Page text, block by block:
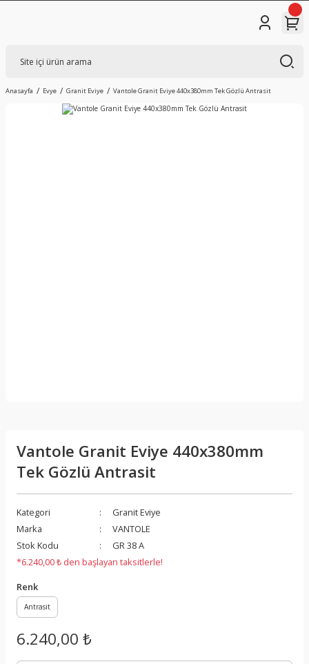
Anasayfa Evye Granit Eviye Vantole Granit Eviye 440x380mm Tek Gözlü Antrasit
Vantole Granit Eviye 440x380mm
Tek Gözlü Antrasit
Kategori
Granit Eviye
Marka
VANTOLE
Stok Kodu
GR 38 A
*6.240,00 ₺ den başlayan taksitlerle!
Renk
Antrasit
6.240,00 ₺